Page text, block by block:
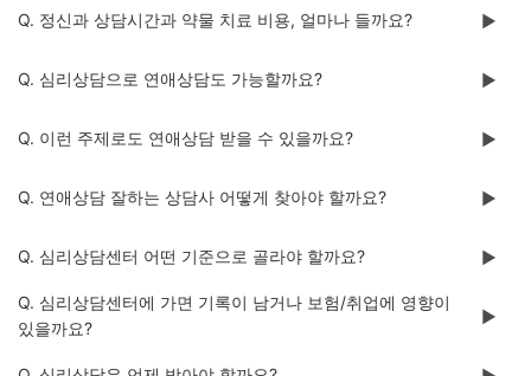
Q. 정신과 상담시간과 약물 치료 비용, 얼마나 들까요? ▶️
Q. 심리상담으로 연애상담도 가능할까요? ▶️
Q. 이런 주제로도 연애상담 받을 수 있을까요? ▶️
Q. 연애상담 잘하는 상담사 어떻게 찾아야 할까요? ▶️
Q. 심리상담센터 어떤 기준으로 골라야 할까요? ▶️
Q. 심리상담센터에 가면 기록이 남거나 보험/취업에 영향이
있을까요?
▶️